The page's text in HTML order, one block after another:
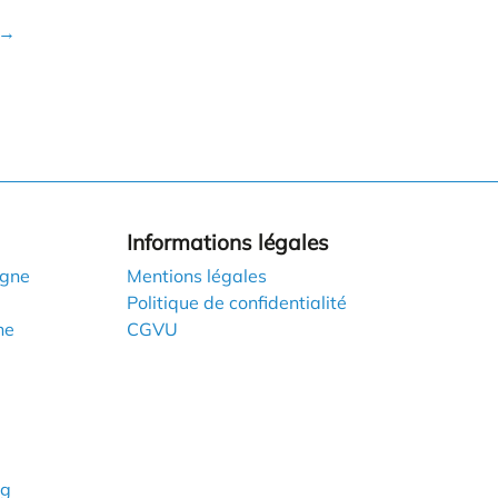
→
Informations légales
Mentions légales
Politique de confidentialité
CGVU